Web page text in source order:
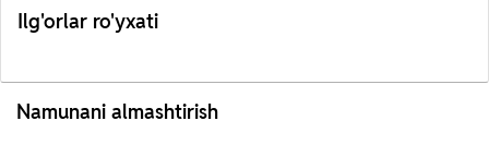
Ilg'orlar ro'yxati
Namunani almashtirish